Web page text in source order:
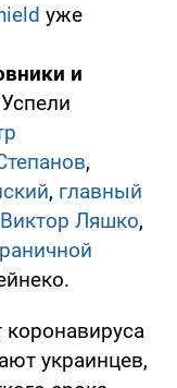
уже
и
Успели
,
, главный
Виктор Ляшко,
коронавируса
украинцев,